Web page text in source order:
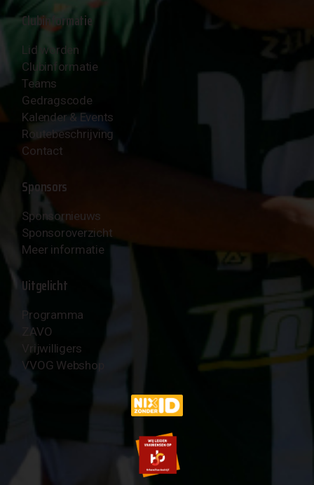
Clubinformatie
Lid worden
Clubinformatie
Teams
Gedragscode
Kalender & Events
Routebeschrijving
Contact
Sponsors
Sponsornieuws
Sponsoroverzicht
Meer informatie
Uitgelicht
Programma
ZAVO
Vrijwilligers
VVOG Webshop